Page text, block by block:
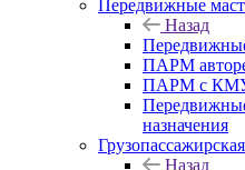
Передвижные
Назад
ПАРМ
ПАРМ с
назначения
Назад